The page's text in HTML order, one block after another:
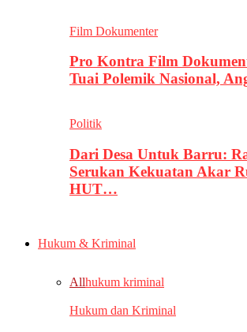
Film Dokumenter
Pro Kontra Film
Tuai Polemik Nasional,
Politik
Dari Desa Untuk Barru:
Serukan Kekuatan Akar
HUT…
Hukum & Kriminal
Allhukum kriminal
Hukum dan Kriminal